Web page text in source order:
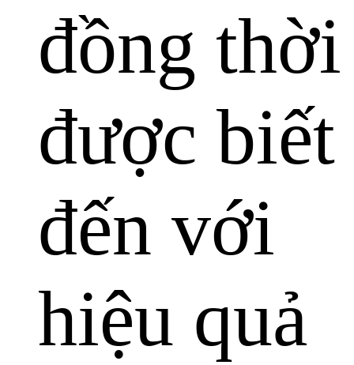
đồng thời
được biết
đến với
hiệu quả